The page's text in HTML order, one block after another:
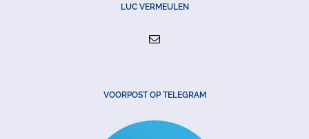
LUC VERMEULEN
VOORPOST OP TELEGRAM